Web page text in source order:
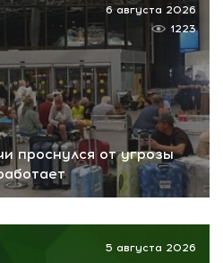
проснулся от угрозы
6 августа 2026
1223
5 августа 2026